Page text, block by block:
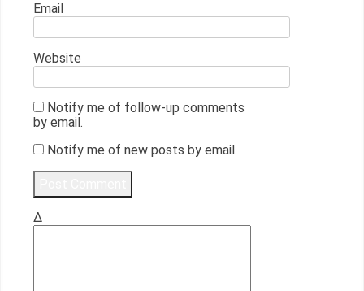
Email
Website
Notify me of follow-up comments
by email.
Notify me of new posts by email.
Δ